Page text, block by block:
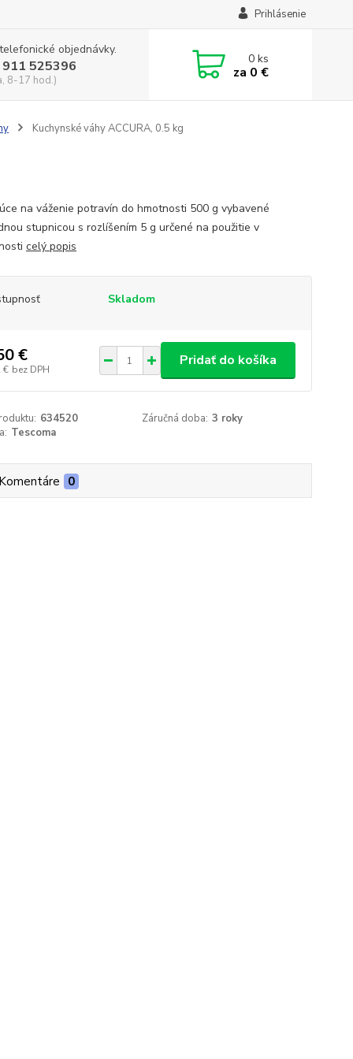
Prihlásenie
objednávky.
525396
8-17 hod.)
0ks
za 0 €
Kuchynské váhy ACCURA, 0.5 kg
na váženie potravín do hmotnosti 500 g vybavené
stupnicou s rozlíšením 5 g určené na použitie v
celý popis
Skladom
€
€ bez DPH
Pridať do košíka
634520 Záručná doba: 3 roky
Tescoma
0